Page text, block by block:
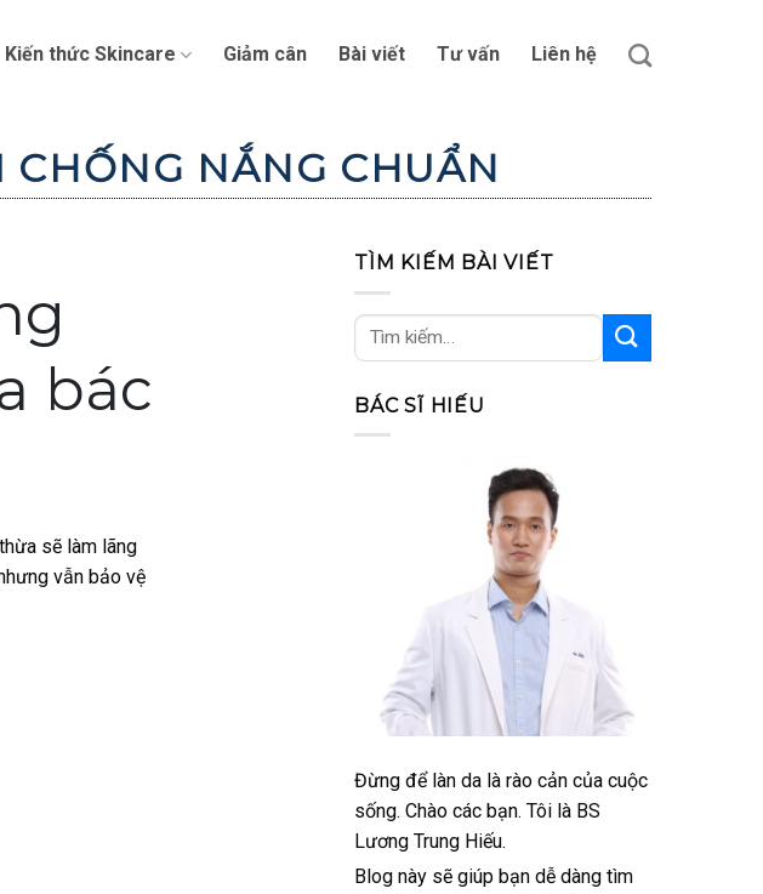
Kiến thức Skincare Giảm cân Bài viết Tư vấn Liên hệ
CHỐNG NẮNG CHUẨN
bác
sẽ làm lãng
vẫn bảo vệ
TÌM KIẾM BÀI VIẾT
BÁC SĨ HIẾU
Đừng để làn da là rào cản của cuộc
sống. Chào các bạn. Tôi là BS
Lương Trung Hiếu.
Blog này sẽ giúp bạn dễ dàng tìm